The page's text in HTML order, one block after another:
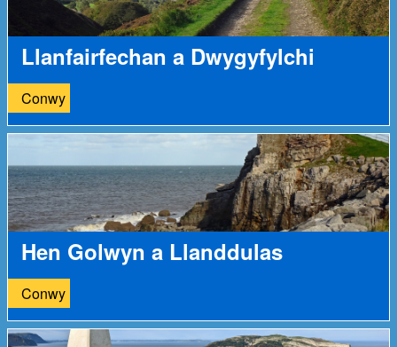
Llanfairfechan a Dwygyfylchi
Conwy
Hen Golwyn a Llanddulas
Conwy